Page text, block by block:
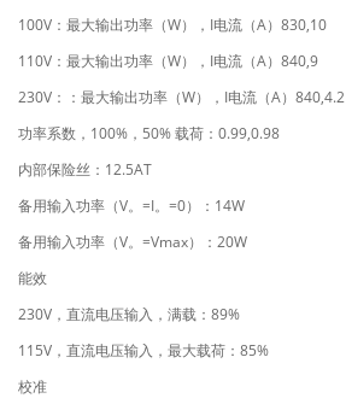
100V ：最大输出功率（W）， I电流（A） 830,10
110V ：最大输出功率（W）， I电流（A） 840,9
230V ：：最大输出功率（W）， I电流（A） 840,4.2
功率系数， 100% ， 50% 载荷： 0.99,0.98
内部保险丝： 12.5AT
备用输入功率（V。 =I。 =0）： 14W
备用输入功率（V。 =Vmax）： 20W
能效
230V ，直流电压输入，满载： 89%
115V ，直流电压输入，最大载荷： 85%
校准